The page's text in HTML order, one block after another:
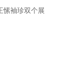
愫袖珍双个展